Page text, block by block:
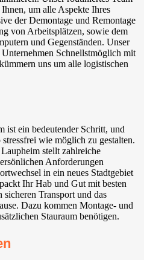
um alle Aspekte Ihres
der Demontage und Remontage
von Arbeitsplätzen, sowie dem
und Gegenständen. Unser
Schnellstmöglich mit
uns um alle logistischen
ist ein bedeutender Schritt, und
stressfrei wie möglich zu gestalten.
stellt zahlreiche
Anforderungen
in ein neues Stadtgebiet
Ihr Hab und Gut mit besten
sicheren Transport und das
Dazu kommen Montage- und
Stauraum benötigen.